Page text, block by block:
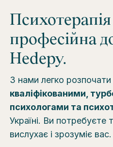
професійна
Hedepy.
З нами легко
кваліфікованими,
психологами та
Україні. Ви потребуєте
вислухає і зрозуміє вас.